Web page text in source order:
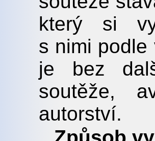
který si
s nimi
je bez
soutěže,
autorství.